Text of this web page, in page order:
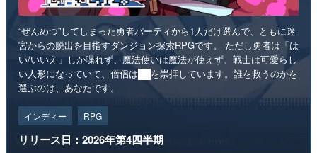
“ぜんめつ”してしまった勇者パーティから1人だけ選んで、ともに迷
宮からの脱出を目指すダンジョン探索RPGです。 ただし勇者は「は
い/いいえ」しか喋れず、魔法使いは魔法が使えず、戦士は可愛らし
い人形になっていて、僧侶は██を崇拝しています。誰を救うのかを
選ぶのは、あなたです。
インディー RPG
リリース日：2026年第4四半期